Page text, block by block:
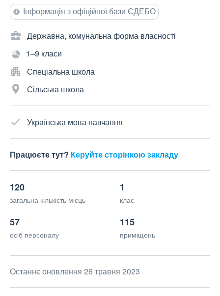
Інформація з офіційної бази ЄДЕБО
Державна, комунальна форма власності
1–9 класи
Спеціальна школа
Сільська школа
Українська мова навчання
Працюєте тут? Керуйте сторінкою закладу
120
загальна кількість місць
1
клас
57
осіб персоналу
115
приміщень
Останнє оновлення 26 травня 2023